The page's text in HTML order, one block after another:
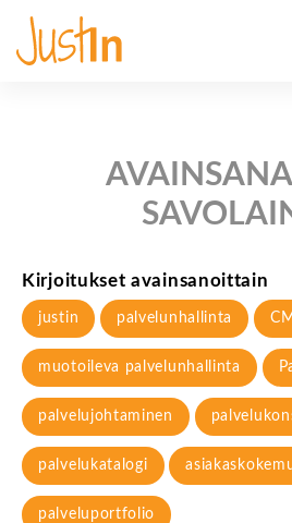
Kirjoitukset avainsanoittain
justin palvelunhallinta
muotoileva palvelunhallinta
palvelujohtaminen
palvelukatalogi
palveluportfolio